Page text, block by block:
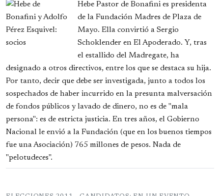
Hebe Pastor de Bonafini es presidenta
de la Fundación Madres de Plaza de
Mayo. Ella convirtió a Sergio
Schoklender en El Apoderado. Y, tras
el estallido del Madregate, ha
designado a otros directivos, entre los que se destaca su hija.
Por tanto, decir que debe ser investigada, junto a todos los
sospechados de haber incurrido en la presunta malversación
de fondos públicos y lavado de dinero, no es de "mala
persona": es de estricta justicia. En tres años, el Gobierno
Nacional le envió a la Fundación (que en los buenos tiempos
fue una Asociación) 765 millones de pesos. Nada de
"pelotudeces".